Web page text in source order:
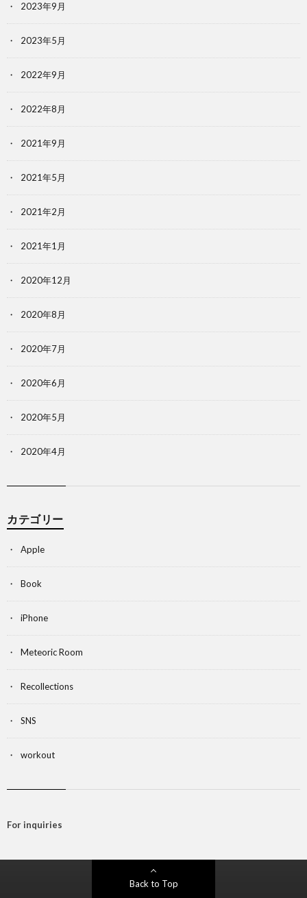
2023年9月
2023年5月
2022年9月
2022年8月
2021年9月
2021年5月
2021年2月
2021年1月
2020年12月
2020年8月
2020年7月
2020年6月
2020年5月
2020年4月
カテゴリー
Apple
Book
iPhone
Meteoric Room
Recollections
SNS
workout
For inquiries
Back to Top